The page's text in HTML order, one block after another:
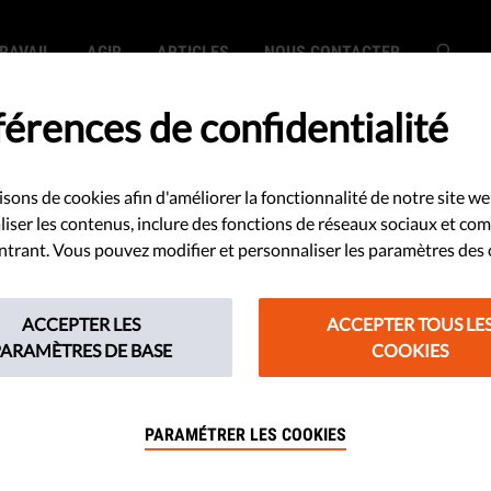
AGIR ARTICLES NOUS CONTACTER
: pourquoi
la
?
pour la démocratie. Cela
de confidentialité
de cookies afin d'améliorer la fonctionnalité de notre site
les contenus, inclure des fonctions de réseaux sociaux et
Vous pouvez modifier et personnaliser les paramètres des
ACCEPTER LES
DE BASE
ACCEPTER TOUS
COOKIES
PARAMÉTRER LES COOKIES